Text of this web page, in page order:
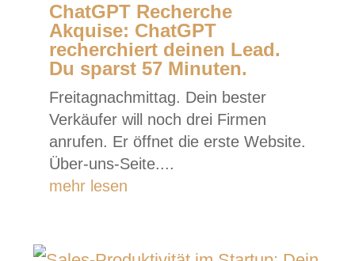
ChatGPT Recherche
Akquise: ChatGPT
recherchiert deinen Lead.
Du sparst 57 Minuten.
Freitagnachmittag. Dein bester
Verkäufer will noch drei Firmen
anrufen. Er öffnet die erste Website.
Über-uns-Seite....
mehr lesen